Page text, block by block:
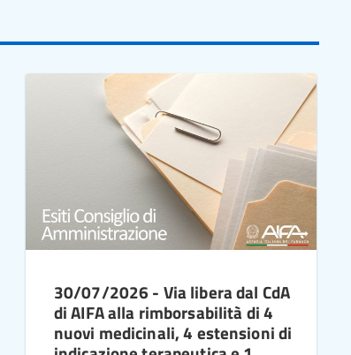
30/07/2026 - Via libera dal CdA
di AIFA alla rimborsabilità di 4
nuovi medicinali, 4 estensioni di